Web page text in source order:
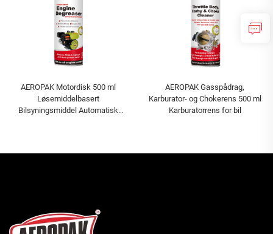
AEROPAK Motordisk 500 ml
Løsemiddelbasert
Bilsyningsmiddel Automatisk
AEROPAK Gasspådrag,
Karburator- og Chokerens 500 ml
Karburatorrens for bil